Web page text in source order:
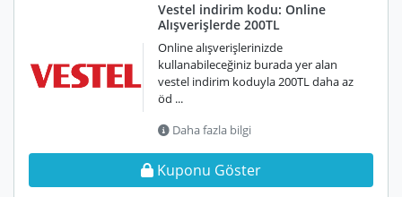
Vestel indirim kodu: Online
Alışverişlerde 200TL
Online alışverişlerinizde
kullanabileceğiniz burada yer alan
vestel indirim koduyla 200TL daha az
öd ...
Daha fazla bilgi
Kuponu Göster